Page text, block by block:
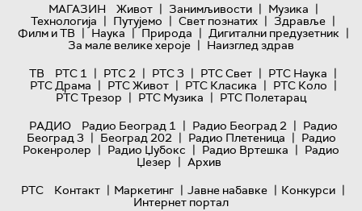
МАГАЗИН
Живот | Занимљивости | Музика |
Технологијa | Путујемо | Свет познатих | Здравље |
Филм и ТВ | Наука | Природа | Дигитални предузетник |
За мале велике хероје | Наизглед здрав
ТВ
РТС 1 | РТС 2 | РТС 3 | РТС Свет | РТС Наука |
РТС Драма | РТС Живот | РТС Класика | РТС Коло |
РТС Трезор | РТС Музика | РТС Полетарац
РАДИО
Радио Београд 1 | Радио Београд 2 | Радио
Београд 3 | Београд 202 | Радио Плетеница | Радио
Рокенролер | Радио Џубокс | Радио Вртешка | Радио
Џезер | Архив
РТС
Контакт | Маркетинг | Јавне набавке | Конкурси |
Интернет портал